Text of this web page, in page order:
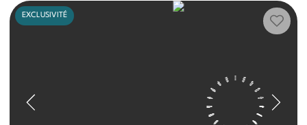
EXCLUSIVITÉ